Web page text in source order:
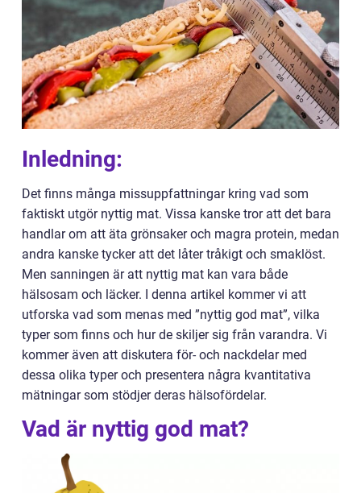
Inledning:
Det finns många missuppfattningar kring vad som
faktiskt utgör nyttig mat. Vissa kanske tror att det bara
handlar om att äta grönsaker och magra protein, medan
andra kanske tycker att det låter tråkigt och smaklöst.
Men sanningen är att nyttig mat kan vara både
hälsosam och läcker. I denna artikel kommer vi att
utforska vad som menas med ”nyttig god mat”, vilka
typer som finns och hur de skiljer sig från varandra. Vi
kommer även att diskutera för- och nackdelar med
dessa olika typer och presentera några kvantitativa
mätningar som stödjer deras hälsofördelar.
Vad är nyttig god mat?